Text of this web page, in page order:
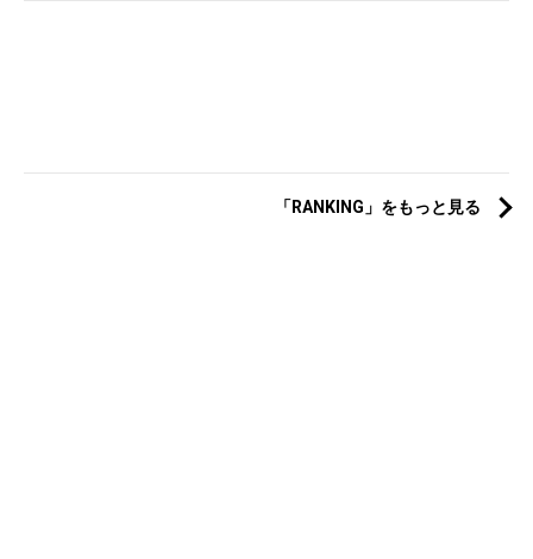
「RANKING」をもっと見る